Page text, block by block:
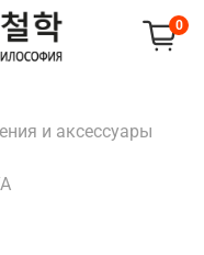
0
и аксессуары